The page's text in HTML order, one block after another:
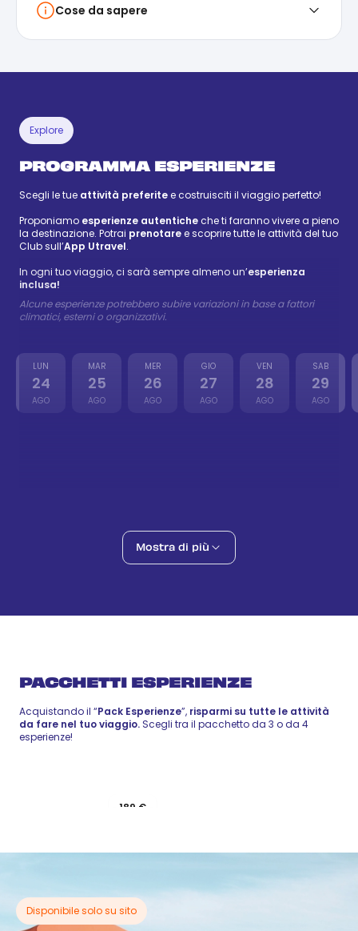
Cose da sapere
Explore
PROGRAMMA ESPERIENZE
Scegli le tue attività preferitee costruisciti il viaggio perfetto!
Proponiamo esperienze autenticheche ti faranno vivere a pieno
la destinazione. Potrai prenotaree scoprire tutte le attività del tuo
Club sull’App Utravel.
In ogni tuo viaggio, ci sarà sempre almeno un’esperienza
inclusa!
Alcune esperienze potrebbero subire variazioni in base a fattori
climatici, esterni o organizzativi.
LUN
24
AGO
MAR
25
AGO
MER
26
AGO
GIO
27
AGO
VEN
28
AGO
SAB
29
AGO
Giornata a Tunisi, Cartagine e Sidi Bou Said
Mostra di più
PACCHETTI ESPERIENZE
Acquistando il “Pack Esperienze”, risparmi su tutte le attività
da fare nel tuo viaggio. Scegli tra il pacchetto da 3 o da 4
esperienze!
189 €
Disponibile solo su sito